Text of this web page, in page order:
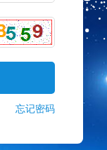
忘记密码